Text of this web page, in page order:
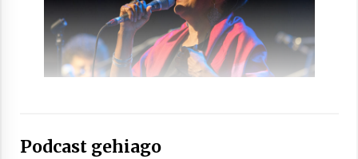
Podcast gehiago